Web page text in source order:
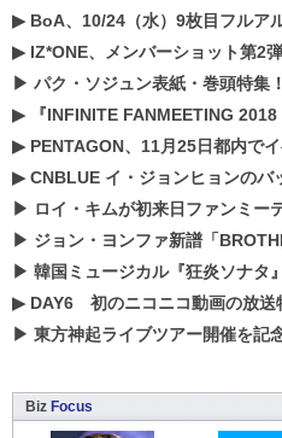
▶ BoA、10/24（水）9枚目フルア
▶ IZ*ONE、メンバーショット第2
▶ パク・ソジュン表紙・巻頭特集！『韓流
▶
『INFINITE FANMEETING 2018 in JAPAN』開
▶ PENTAGON、11月25日都内で
▶CNBLUE イ・ジョンヒョンのバックステー
▶ ロイ・キムが初来日ファンミーティング開
▶ ジョン・ヨンファ新譜「BROTHERS」
▶ 韓国ミュージカル『狂炎ソナタ』、憂いある​ビジュアル初
▶ DAY6 初のニコニコ動画の放送特番!「DAY6 JAPAN 1st
▶ 東方神起ライブツアー開催を記念して
Biz Focus